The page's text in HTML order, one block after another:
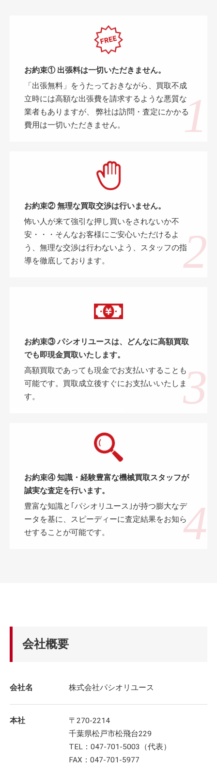
お約束① 出張料は一切いただきません。
「出張無料」をうたっておきながら、買取不成
立時には高額な出張費を請求するような悪質な
業者もありますが、 弊社は訪問・査定にかかる
費用は一切いただきません。
お約束② 無理な買取交渉は行いません。
怖い人が来て強引な押し買いをされないか不
安・・・そんなお客様にご安心いただけるよ
う、無理な交渉は行わないよう、スタッフの指
導を徹底しております。
お約束③ パシオリユースは、どんなに高額買取
でも即現金買取いたします。
高額買取であっても現金でお支払いすることも
可能です。買取成立後すぐにお支払いいたしま
す。
お約束④ 知識・経験豊富な機械買取スタッフが
誠実な査定を行います。
豊富な知識と｢パシオリユース｣が持つ膨大なデ
ータを基に、スピーディーに査定結果をお知ら
せすることが可能です。
会社概要
会社名 株式会社パシオリユース
本社
〒270-2214
千葉県松戸市松飛台229
TEL：047-701-5003（代表）
FAX：047-701-5977